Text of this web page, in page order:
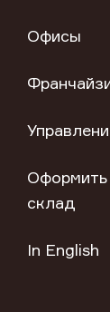
Офисы
Оформить
склад
In English